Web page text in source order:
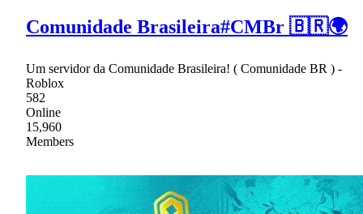
Comunidade Brasileira#CMBr 🇧🇷🌍
Um servidor da Comunidade Brasileira! ( Comunidade BR ) -
Roblox
582
Online
15,960
Members